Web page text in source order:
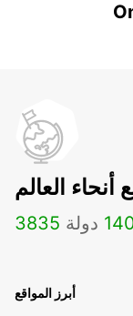
العالم
3835 دولة
أبرز المواقع